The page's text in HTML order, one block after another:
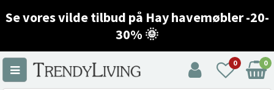
Se vores vilde tilbud på Hay havemøbler -20-
30% 🌞
0 0